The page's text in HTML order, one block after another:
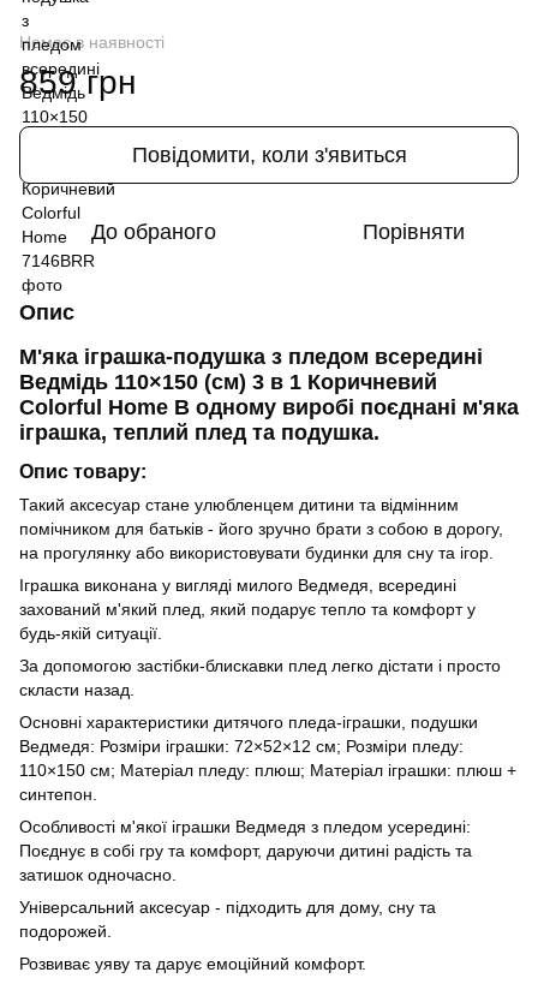
Немає в наявності
859 грн
Повідомити, коли з'явиться
До обраного Порівняти
Опис
М'яка іграшка-подушка з пледом всередині
Ведмідь 110×150 (см) 3 в 1 Коричневий
Colorful Home В одному виробі поєднані м'яка
іграшка, теплий плед та подушка.
Опис товару:
Такий аксесуар стане улюбленцем дитини та відмінним
помічником для батьків - його зручно брати з собою в дорогу,
на прогулянку або використовувати будинки для сну та ігор.
Іграшка виконана у вигляді милого Ведмедя, всередині
захований м'який плед, який подарує тепло та комфорт у
будь-якій ситуації.
За допомогою застібки-блискавки плед легко дістати і просто
скласти назад.
Основні характеристики дитячого пледа-іграшки, подушки
Ведмедя: Розміри іграшки: 72×52×12 см; Розміри пледу:
110×150 см; Матеріал пледу: плюш; Матеріал іграшки: плюш +
синтепон.
Особливості м'якої іграшки Ведмедя з пледом усередині:
Поєднує в собі гру та комфорт, даруючи дитині радість та
затишок одночасно.
Універсальний аксесуар - підходить для дому, сну та
подорожей.
Розвиває уяву та дарує емоційний комфорт.